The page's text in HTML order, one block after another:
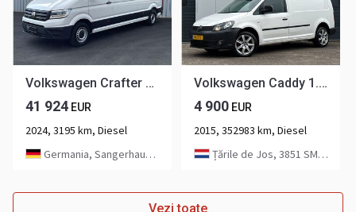
Volkswagen Crafter MIXTO 35 L4H3 AHK LED MFL KAMERA PDC
41 924 EUR
2024, 3195 km, Diesel
Germania, Sangerhausen
Volkswagen Caddy 1.6TDI 102pk Maxi BMT Airco Cruise Carplay
4 900 EUR
2015, 352983 km, Diesel
Țările de Jos, 3851 SM Ermelo
Vezi toate